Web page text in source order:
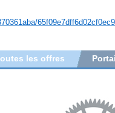
les offres